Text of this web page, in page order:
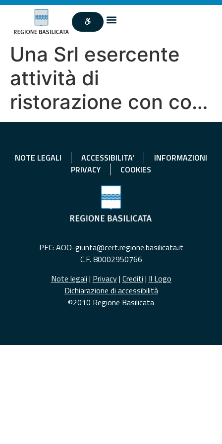
Una Srl esercente
attività di
ristorazione con co…
NOTE LEGALI ACCESSIBILITA'
INFORMAZIONI
PRIVACY
COOKIES
PEC: AOO-giunta@cert.regione.basilicata.it
C.F. 80002950766
Note legali | Privacy| Crediti | Il Logo
Dichiarazione di accessibilità
©2010 Regione Basilicata